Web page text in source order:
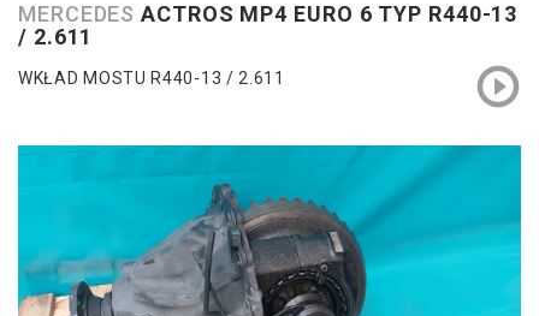
MERCEDESACTROS MP4 EURO 6 TYP R440-13
/ 2.611
WKŁAD MOSTU R440-13 / 2.611